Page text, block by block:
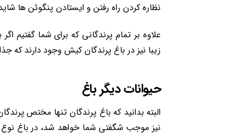
نظاره کردن راه رفتن و ایستادن پنگوئن ها
علاوه بر تمام پرندگانی که برای شما گفتیم
زیبا نیز در باغ پرندگان کیش وجود دارند که
حیوانات دیگر باغ
البته بدانید که باغ پرندگان تنها مختص
نیز موجب شگفتی شما خواهد شد، در باغ نوع